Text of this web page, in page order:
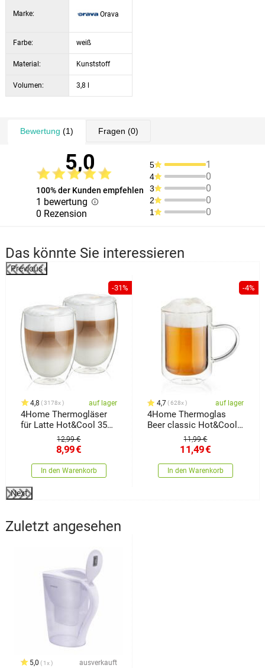
Marke: Orava
Farbe: weiß
Material: Kunststoff
Volumen: 3,8 l
Bewertung (1) Fragen (0)
5,0
100% der Kunden empfehlen
1 bewertung
0 Rezension
5 1
4 0
3 0
2 0
1 0
Das könnte Sie interessieren
Previous
-31%
4,8 3178x auf lager
4Home Thermogläser
für Latte Hot&Cool 350
ml, 2 Stück12,99 €
8,99€
In den Warenkorb
-4%
4,7 628x auf lager
4Home Thermoglas
Beer classic Hot&Cool
550 ml, 1 Stück
11,99 €
11,49€
In den Warenkorb
Next
Zuletzt angesehen
5,0 1x ausverkauft